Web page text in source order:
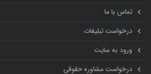
تماس با ما
درخواست تبلیغات
ورود به سایت
درخواست مشاوره حقوقی